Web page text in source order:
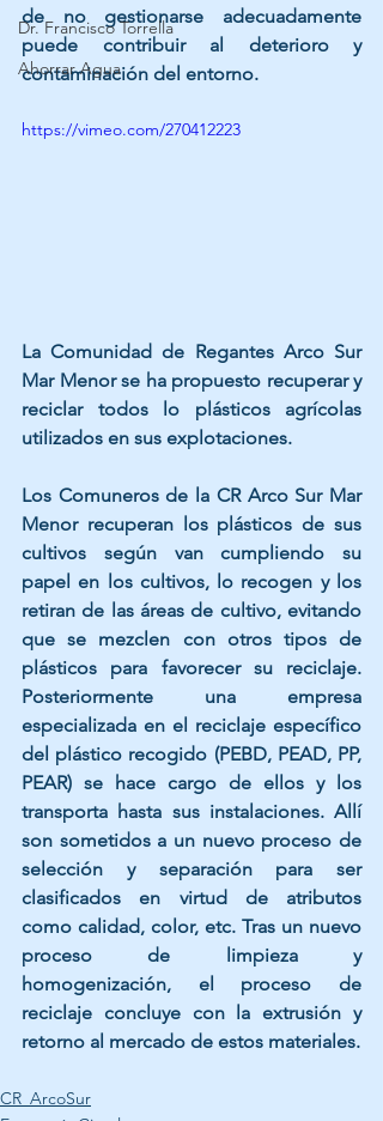
Dr. Francisco Torrella
Ahorrar Agua
de no gestionarse adecuadamente
puede contribuir al deterioro y
contaminación del entorno.
https://vimeo.com/270412223
La Comunidad de Regantes Arco Sur
Mar Menor se ha propuesto recuperar y
reciclar todos lo plásticos agrícolas
utilizados en sus explotaciones.
Los Comuneros de la CR Arco Sur Mar
Menor recuperan los plásticos de sus
cultivos según van cumpliendo su
papel en los cultivos, lo recogen y los
retiran de las áreas de cultivo, evitando
que se mezclen con otros tipos de
plásticos para favorecer su reciclaje.
Posteriormente una empresa
especializada en el reciclaje específico
del plástico recogido (PEBD, PEAD, PP,
PEAR) se hace cargo de ellos y los
transporta hasta sus instalaciones. Allí
son sometidos a un nuevo proceso de
selección y separación para ser
clasificados en virtud de atributos
como calidad, color, etc. Tras un nuevo
proceso de limpieza y
homogenización, el proceso de
reciclaje concluye con la extrusión y
retorno al mercado de estos materiales.
CR_ArcoSur